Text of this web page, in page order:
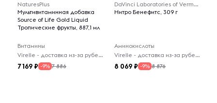
NaturesPlus
Мультивитаминная добавка
Source of Life Gold Liquid
Тропические фрукты, 887,1 мл
Витамины
Virelle - доставка из-за рубежа
7 169 -9% 7 886
DaVinci Laboratories of Vermont
Нитро Бенефитс, 309 г
Аминокислоты
Virelle - доставка из-за рубежа
8 069 -9% 8 876